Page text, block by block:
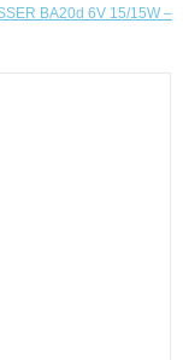
BA20d 6V 15/15W –